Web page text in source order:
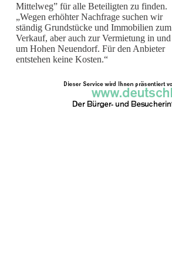
Mittelweg” für alle Beteiligten zu finden.
„Wegen erhöhter Nachfrage suchen wir
ständig Grundstücke und Immobilien zum
Verkauf, aber auch zur Vermietung in und
um Hohen Neuendorf. Für den Anbieter
entstehen keine Kosten.“